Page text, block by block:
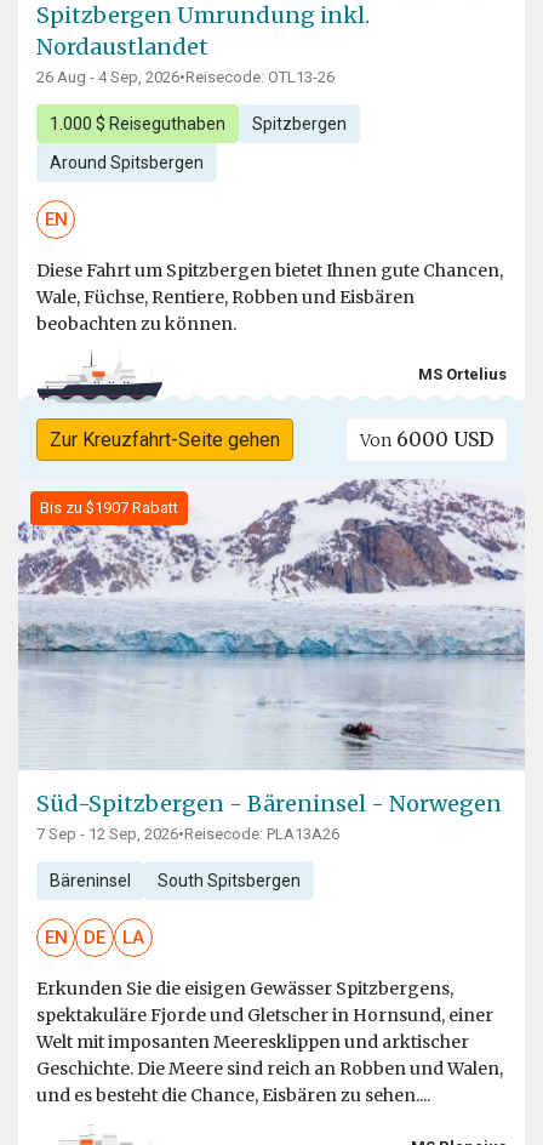
Spitzbergen Umrundung inkl.
Nordaustlandet
26 Aug - 4 Sep, 2026•Reisecode: OTL13-26
1.000 $ Reiseguthaben Spitzbergen
Around Spitsbergen
EN
Diese Fahrt um Spitzbergen bietet Ihnen gute Chancen,
Wale, Füchse, Rentiere, Robben und Eisbären
beobachten zu können.
MS Ortelius
Zur Kreuzfahrt-Seite gehen Von 6000 USD
Bis zu $1907 Rabatt
Süd-Spitzbergen - Bäreninsel - Norwegen
7 Sep - 12 Sep, 2026•Reisecode: PLA13A26
Bäreninsel South Spitsbergen
EN DE LA
Erkunden Sie die eisigen Gewässer Spitzbergens,
spektakuläre Fjorde und Gletscher in Hornsund, einer
Welt mit imposanten Meeresklippen und arktischer
Geschichte. Die Meere sind reich an Robben und Walen,
und es besteht die Chance, Eisbären zu sehen....